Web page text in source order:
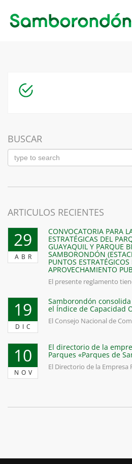
BUSCAR
ARTICULOS RECIENTES
29
ABR
CONVOCATORIA PARA
ESTRATÉGICAS DEL
GUAYAQUIL Y PARQUE
SAMBORONDÓN
PUNTOS ESTRATÉGICOS
APROVECHAMIENTO
El presente reglamento
19
DIC
Samborondón
el Índice de Capacidad
El Consejo Nacional de
10
NOV
El directorio de la
Parques «Parques de
El Directorio de la Empresa